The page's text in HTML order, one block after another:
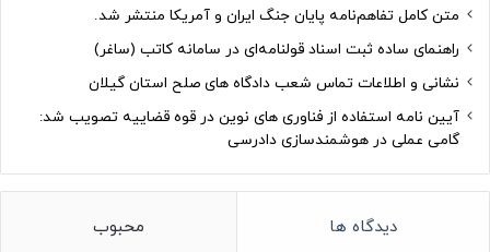
متن کامل تفاهم‌نامه پایان جنگ ایران و آمریکا منتشر شد.
راهنمای ساده ثبت اسناد قولنامه‌ای در سامانه کاتب (ساغر)
نشانی و اطلاعات تماس شعب دادگاه های صلح استان گیلان
آیین نامه استفاده از فناوری های نوین در قوه قضاییه تصویب شد:
گامی عملی در هوشمندسازی دادرسی
دیدگاه ها محبوب